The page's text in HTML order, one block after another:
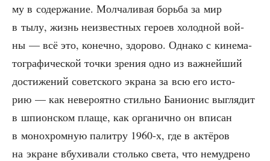
му в содер­жа­ние. Мол­ча­ли­вая борь­ба за мир
в тылу, жизнь неиз­вест­ных геро­ев холод­ной вой­
ны — всё это, конеч­но, здо­ро­во. Одна­ко с кине­ма­
то­гра­фи­че­ской точ­ки зре­ния одно из важ­ней­ший
дости­же­ний совет­ско­го экра­на за всю его исто­
рию — как неве­ро­ят­но стиль­но Бани­о­нис выгля­дит
в шпи­он­ском пла­ще, как орга­нич­но он впи­сан
в моно­хром­ную палит­ру 1960‑х, где в актё­ров
на экране вбу­хи­ва­ли столь­ко све­та, что немуд­ре­но